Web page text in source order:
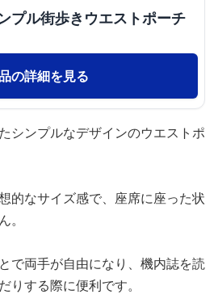
プル街歩きウエストポーチ
の詳細を見る
シンプルなデザインのウエストポ
的なサイズ感で、座席に座った状
。
で両手が自由になり、機内誌を読
りする際に便利です。